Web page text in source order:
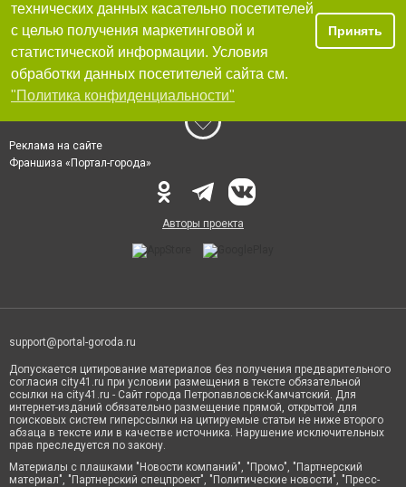
технических данных касательно посетителей
с целью получения маркетинговой и
статистической информации. Условия
обработки данных посетителей сайта см.
"Политика конфиденциальности"
Принять
Реклама на сайте
Франшиза «Портал-города»
Авторы проекта
support@portal-goroda.ru
Допускается цитирование материалов без получения предварительного
согласия city41.ru при условии размещения в тексте обязательной
ссылки на city41.ru - Сайт города Петропавловск-Камчатский. Для
интернет-изданий обязательно размещение прямой, открытой для
поисковых систем гиперссылки на цитируемые статьи не ниже второго
абзаца в тексте или в качестве источника. Нарушение исключительных
прав преследуется по закону.
Материалы с плашками "Новости компаний", "Промо", "Партнерский
материал", "Партнерский спецпроект", "Политические новости", "Пресс-